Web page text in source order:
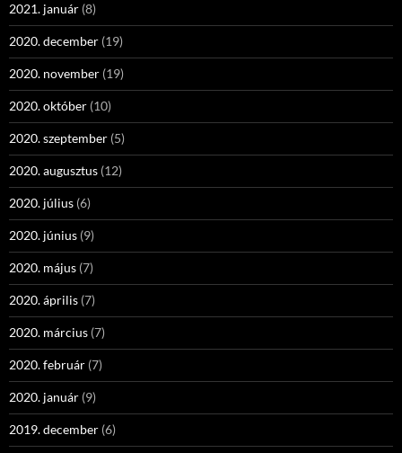
2021. január (8)
2020. december (19)
2020. november (19)
2020. október (10)
2020. szeptember (5)
2020. augusztus (12)
2020. július (6)
2020. június (9)
2020. május (7)
2020. április (7)
2020. március (7)
2020. február (7)
2020. január (9)
2019. december (6)